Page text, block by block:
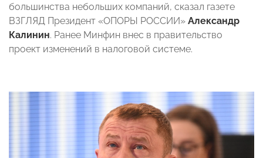
большинства небольших компаний, сказал газете
ВЗГЛЯД Президент «ОПОРЫ РОССИИ» Александр
Калинин. Ранее Минфин внес в правительство
проект изменений в налоговой системе.